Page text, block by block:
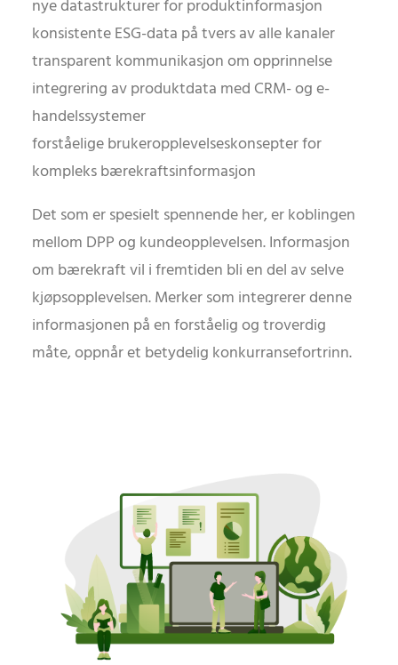
nye datastrukturer for produktinformasjon
konsistente ESG-data på tvers av alle kanaler
transparent kommunikasjon om opprinnelse
integrering av produktdata med CRM- og e-
handelssystemer
forståelige brukeropplevelseskonsepter for
kompleks bærekraftsinformasjon
Det som er spesielt spennende her, er koblingen
mellom DPP og kundeopplevelsen. Informasjon
om bærekraft vil i fremtiden bli en del av selve
kjøpsopplevelsen. Merker som integrerer denne
informasjonen på en forståelig og troverdig
måte, oppnår et betydelig konkurransefortrinn.